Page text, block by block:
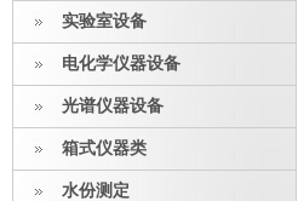
实验室设备
电化学仪器设备
光谱仪器设备
箱式仪器类
水份测定